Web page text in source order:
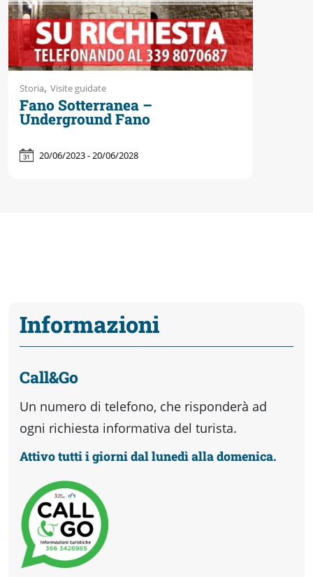
Storia, Visite guidate
Fano Sotterranea –
Underground Fano
20/06/2023 - 20/06/2028
Informazioni
Call&Go
Un numero di telefono, che risponderà ad
ogni richiesta informativa del turista.
Attivo tutti i giorni dal lunedì alla domenica.